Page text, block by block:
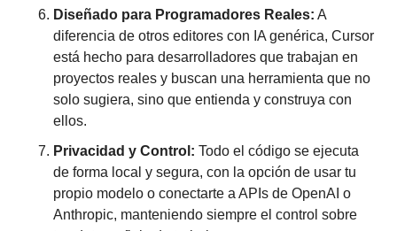
Diseñado para Programadores Reales: A
diferencia de otros editores con IA genérica, Cursor
está hecho para desarrolladores que trabajan en
proyectos reales y buscan una herramienta que no
solo sugiera, sino que entienda y construya con
ellos.
Privacidad y Control: Todo el código se ejecuta
de forma local y segura, con la opción de usar tu
propio modelo o conectarte a APIs de OpenAI o
Anthropic, manteniendo siempre el control sobre